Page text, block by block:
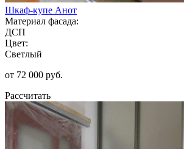
Шкаф-купе Анот
Материал фасада:
ДСП
Цвет:
Светлый
от 72 000 руб.
Рассчитать